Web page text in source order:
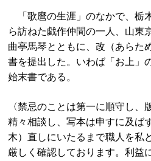
「歌麿の生涯」のなかで、栃
ら訪ねた戯作仲間の一人、山東
曲亭馬琴とともに、改（あらた
書を提出した。いわば「お上」
始末書である。
〈禁忌のことは第一に順守し
精々相談し、写本は申すに及ば
木）直しにいたるまで職人を私
厳しく確認しております。利益